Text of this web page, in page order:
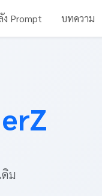
ง Prompt บทความ
ม